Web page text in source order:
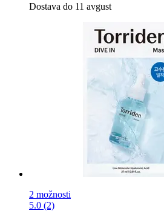
Dostava do 11 avgust
2 možnosti
5.0 (2)